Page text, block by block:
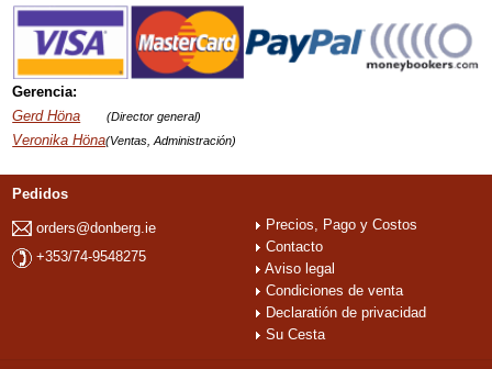
Gerencia:
Gerd Höna
(Director general)
Veronika Höna(Ventas, Administración)
Pedidos
orders@donberg.ie
+353/74-9548275
Precios, Pago y Costos
Contacto
Aviso legal
Condiciones de venta
Declaratión de privacidad
Su Cesta